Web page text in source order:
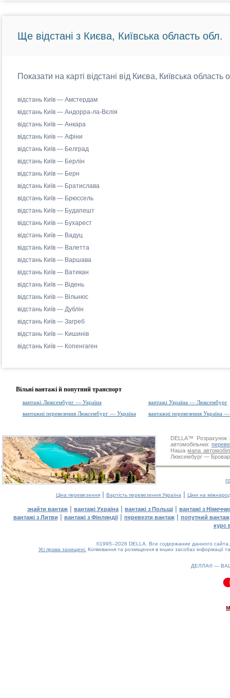
Ще відстані з Києва, Київська область обл.
Показати на карті відстані від Києва, Київська
відстань Київ — Амстердам
відстань Київ — Андорра-ла-Вєлія
відстань Київ — Анкара
відстань Київ — Афіни
відстань Київ — Белград
відстань Київ — Берлін
відстань Київ — Берн
відстань Київ — Братислава
відстань Київ — Брюссель
відстань Київ — Будапешт
відстань Київ — Бухарест
відстань Київ — Вадуц
відстань Київ — Валетта
відстань Київ — Варшава
відстань Київ — Ватикан
відстань Київ — Відень
відстань Київ — Вільнюс
відстань Київ — Дублін
відстань Київ — Загреб
відстань Київ — Кишинів
відстань Київ — Копенгаген
Вільні вантажі й попутний транспорт
вантажі Люксембург — Україна
вантажі Україна — Люксембург
вантажні перевезення Люксембург — Україна
вантажні перевезення Україна
DELLA™
Розрахунок
автомобільних
Нашамапа
Люксембург —
Ціна перевезення| Вартість перевезення Україна | Ціни на
знайти вантаж | вантажі Україна | вантажі з Польщі | вантажі з
вантажі з Литви | вантажі з Фінляндії| перевезти вантаж| попутний вантаж
курс
©1995–2026 DELLA. Все содержание данного
Усі права захищені. Копіювання та розміщення в інших засобах інформації
ДЕЛЛА® —